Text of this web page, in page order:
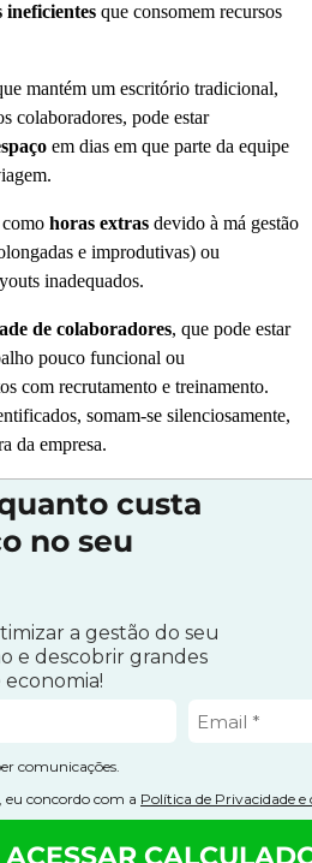
ineficientes que consomem recursos
mantém um escritório tradicional,
colaboradores, pode estar
em dias em que parte da equipe
horas extras devido à má gestão
e improdutivas) ou
inadequados.
de colaboradores, que pode estar
pouco funcional ou
com recrutamento e treinamento.
somam-se silenciosamente,
da empresa.
custa
no seu
a gestão do seu
e descobrir grandes
comunicações.
concordo com a Política de Privacidade e
ACESSAR